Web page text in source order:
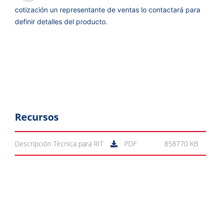
cotización un representante de ventas lo contactará para
definir detalles del producto.
Recursos
Descripción Técnica para RIT PDF 858770 KB